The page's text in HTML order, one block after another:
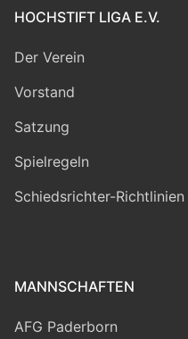
HOCHSTIFT LIGA E.V.
Der Verein
Vorstand
Satzung
Spielregeln
Schiedsrichter-Richtlinien
MANNSCHAFTEN
AFG Paderborn